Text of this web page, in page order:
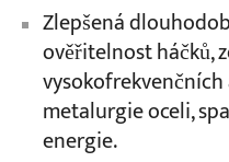
Zlepšená
ověřitelnost háčků,
metalurgie oceli,
energie.